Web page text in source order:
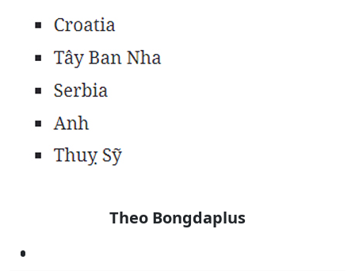
Theo Bongdaplus